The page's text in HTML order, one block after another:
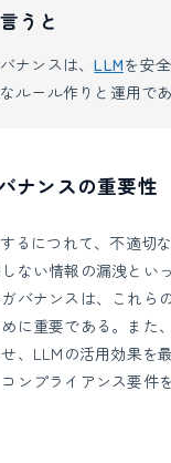
うと
ナンスは、LLMを安
ルール作りと運用であ
ナンスの重要性
るにつれて、不適切な
ない情報の漏洩とい
バナンスは、これら
に重要である。また
、LLMの活用効果を
ンプライアンス要件